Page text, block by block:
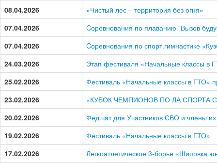
08.04.2026
«Чистый лес – территория без огня»
07.04.2026
Cоревнования по плаванию "Вызов
07.04.2026
Cоревнования по спорт.гимнастике
24.03.2026
Этап фестиваля «Начальные классы в
25.02.2026
Фестиваль «Начальные классы в ГТО»
23.02.2026
«КУБОК ЧЕМПИОНОВ ПО ЛА СПОРТА
20.02.2026
Фед.чат для Участников СВО и члены
19.02.2026
Фестиваль «Начальные классы в ГТО»
17.02.2026
Легкоатлетическое 3-борье «Шиповка